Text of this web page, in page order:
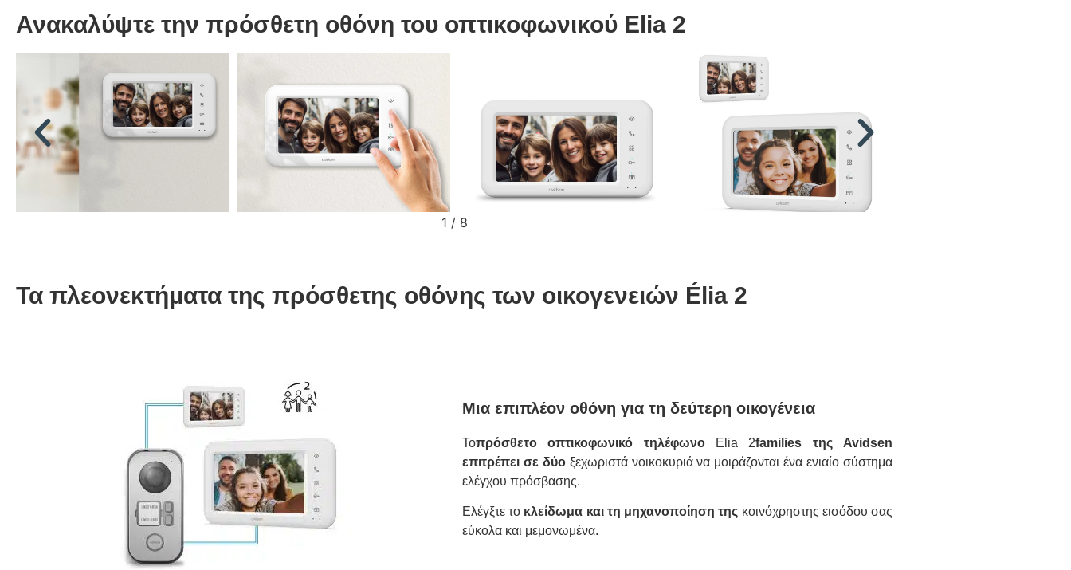
Ανακαλύψτε την πρόσθετη οθόνη του οπτικοφωνικού Elia 2
2 / 8
Τα πλεονεκτήματα της πρόσθετης οθόνης των οικογενειών Élia 2
Μια επιπλέον οθόνη για τη δεύτερη οικογένεια
Τοπρόσθετο οπτικοφωνικό τηλέφωνοElia 2families της Avidsen
επιτρέπει σε δύοξεχωριστά νοικοκυριά να μοιράζονται ένα ενιαίο σύστημα
ελέγχου πρόσβασης.
Ελέγξτε το κλείδωμα και τη μηχανοποίηση της κοινόχρηστης εισόδου σας
εύκολα και μεμονωμένα.